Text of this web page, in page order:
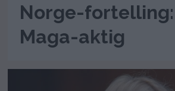
Norge-
Maga-aktig